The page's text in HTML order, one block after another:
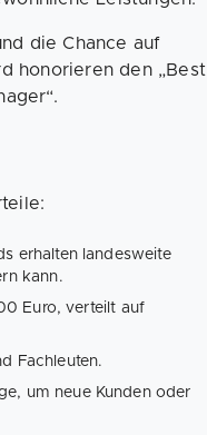
die Chance auf
honorieren den „Best
erhalten landesweite
kann.
Euro, verteilt auf
Fachleuten.
um neue Kunden oder